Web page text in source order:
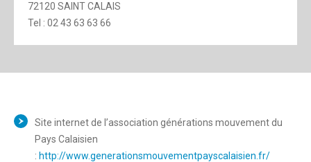
72120 SAINT CALAIS
Tel : 02 43 63 63 66
Site internet de l’association générations mouvement du
Pays Calaisien
: http://www.generationsmouvementpayscalaisien.fr/